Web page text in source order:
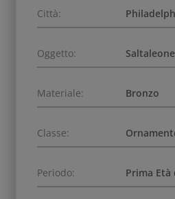
Città:
Oggetto: Saltaleone
Materiale: Bronzo
Classe:
Periodo: Prima Età